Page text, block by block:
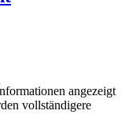
angezeigt
vollständigere